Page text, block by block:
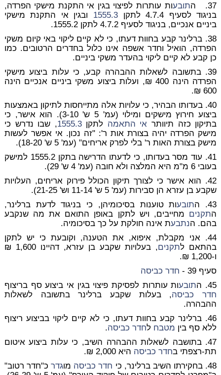
37. ה
תובעות עותרות לפיצוי בגין אי התקנת מישקי הפרדה,
בניגוד לסעיף 4.7.4 לתקן
1555.3 ובגין אי התקנת מישקי
ביניים אנכיים, בניגוד לסעיף 4.7.2 לתקן 1555.2.
38. ברלינר קבע בחוות דעתו, כי לא קיים ליקוי באי קיום משקי
הפרדה, הואיל וחדר אשפה אינו כלול בחדרים הרטובים. כמו
כן קבע לא קיים ליקוי בהעדר משקי ביניים.
39. בתשובה לשאלות ההבהרה קבע, כי עלות ביצוע מישקי
הפרדה הינה 400 ₪, ועלות ביצוע משקי ביניים אנכיים הינה
600 ₪.
40. בעדותו הבהיר, כי עלויות אלה מתייחסות לתיקון באמצעות
ביצוע חירוץ מישקים ומילוי (עמ' 5 ש' 3-10). הוא אישר, כי
בתיקון כזה תיוותר אי התאמה לתקן1555.3, שבו נדרש כי
מישק הפרדה יהיה בצורת אות ר': "זה נכון. אי אפשר לעשות
מישק בצורת האות ר' בלי לפרק אריחים" (עמ' 5 ש' 18-20).
41. עוד מסר בעדותו, כי לדעתו הדרישה בתקן 1555.2 למישק
בעובי 6 מ"מ היא המלצה ולא חובה (עמ' 4 ש' 29).
42. הוא אישר כי לצורך תיקון הכולל פירוק אריחים, העלויות
שקבע בן עזרא הן סבירות (עמ' 5 ש' 11-14 וש' 21-25).
43. ה
תובעות טוענות בסיכומיהן, כי בניגוד לדעת ברלינר,
התקנים מחייבים, ויש לתקן באופן התואם את מה שנקבע
בהם. הנתבעת אינה חולקת על כך בסיכומיה.
44. אני מקבלת, איפוא, את הטענה, וקובעת כי יש לתקן
בהתאם לתקנים
, בעלויות שקבע בן עזרא, דהיינו 1,600 ₪
ו-1,200 ₪.
סעיף 39 -
חדר כביסה
45. ה
תובעות עותרות לפסיקת פיצוי בגין אי ביצוע סף בריצוף
חדר כביסה, בעלות שקבע ברלינר בתשובה לשאלות
ההבהרה.
46. ברלינר קבע בחוות דעתו, כי לא קיים ליקוי בביצוע ריצוף
ללא סף בין מטבח לחדר כביסה.
47. בתושבה לשאלות ההבהרה השיב, כי עלות ביצוע איטום
תת-רצפתי בחדר כביסה היא 2,000 ₪.
48. בחקירתו השיב ברלינר, כי
חדר כביסה מוגדרכ"חדר רטוב"